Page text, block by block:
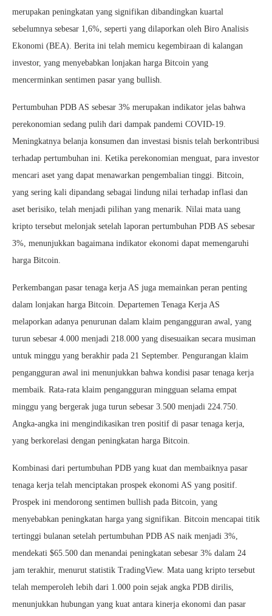
merupakan peningkatan yang signifikan dibandingkan kuartal
sebelumnya sebesar 1,6%, seperti yang dilaporkan oleh Biro Analisis
Ekonomi (BEA). Berita ini telah memicu kegembiraan di kalangan
investor, yang menyebabkan lonjakan harga Bitcoin yang
mencerminkan sentimen pasar yang bullish.
Pertumbuhan PDB AS sebesar 3% merupakan indikator jelas bahwa
perekonomian sedang pulih dari dampak pandemi COVID-19.
Meningkatnya belanja konsumen dan investasi bisnis telah berkontribusi
terhadap pertumbuhan ini. Ketika perekonomian menguat, para investor
mencari aset yang dapat menawarkan pengembalian tinggi. Bitcoin,
yang sering kali dipandang sebagai lindung nilai terhadap inflasi dan
aset berisiko, telah menjadi pilihan yang menarik. Nilai mata uang
kripto tersebut melonjak setelah laporan pertumbuhan PDB AS sebesar
3%, menunjukkan bagaimana indikator ekonomi dapat memengaruhi
harga Bitcoin.
Perkembangan pasar tenaga kerja AS juga memainkan peran penting
dalam lonjakan harga Bitcoin. Departemen Tenaga Kerja AS
melaporkan adanya penurunan dalam klaim pengangguran awal, yang
turun sebesar 4.000 menjadi 218.000 yang disesuaikan secara musiman
untuk minggu yang berakhir pada 21 September. Pengurangan klaim
pengangguran awal ini menunjukkan bahwa kondisi pasar tenaga kerja
membaik. Rata-rata klaim pengangguran mingguan selama empat
minggu yang bergerak juga turun sebesar 3.500 menjadi 224.750.
Angka-angka ini mengindikasikan tren positif di pasar tenaga kerja,
yang berkorelasi dengan peningkatan harga Bitcoin.
Kombinasi dari pertumbuhan PDB yang kuat dan membaiknya pasar
tenaga kerja telah menciptakan prospek ekonomi AS yang positif.
Prospek ini mendorong sentimen bullish pada Bitcoin, yang
menyebabkan peningkatan harga yang signifikan. Bitcoin mencapai titik
tertinggi bulanan setelah pertumbuhan PDB AS naik menjadi 3%,
mendekati $65.500 dan menandai peningkatan sebesar 3% dalam 24
jam terakhir, menurut statistik TradingView. Mata uang kripto tersebut
telah memperoleh lebih dari 1.000 poin sejak angka PDB dirilis,
menunjukkan hubungan yang kuat antara kinerja ekonomi dan pasar